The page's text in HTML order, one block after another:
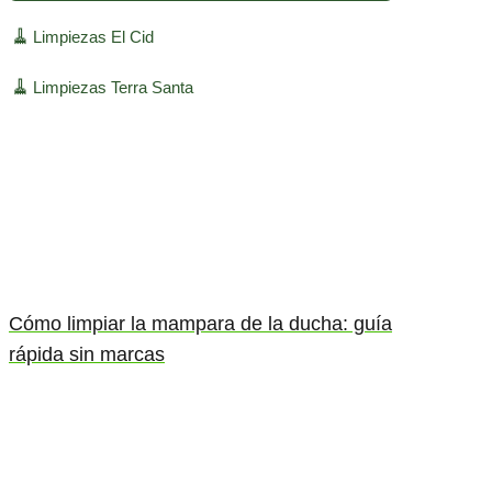
🧹 Limpiezas El Cid
🧹 Limpiezas Terra Santa
Cómo limpiar la mampara de la ducha: guía
rápida sin marcas